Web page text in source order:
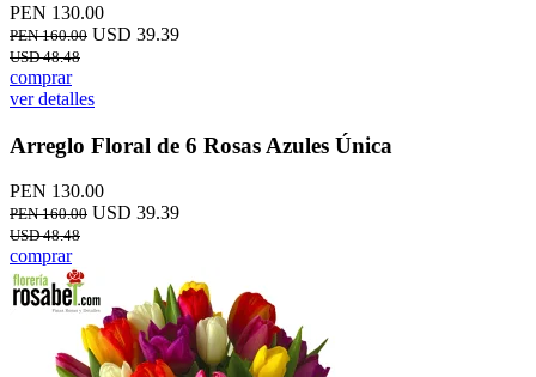
PEN 130.00
PEN 160.00 USD 39.39
USD 48.48
comprar
ver detalles
Arreglo Floral de 6 Rosas Azules Única
PEN 130.00
PEN 160.00 USD 39.39
USD 48.48
comprar